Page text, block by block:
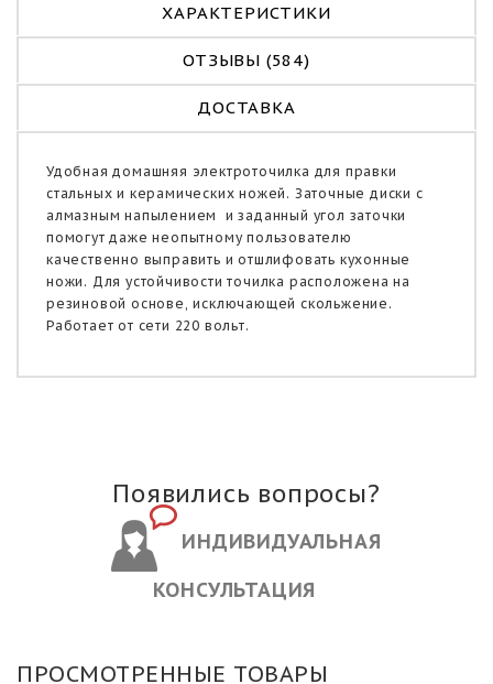
ХАРАКТЕРИСТИКИ
ОТЗЫВЫ (584)
ДОСТАВКА
Удобная домашняя электроточилка для правки
стальных и керамических ножей. Заточные диски с
алмазным напылением и заданный угол заточки
помогут даже неопытному пользователю
качественно выправить и отшлифовать кухонные
ножи. Для устойчивости точилка расположена на
резиновой основе, исключающей скольжение.
Работает от сети 220 вольт.
Появились вопросы?
ИНДИВИДУАЛЬНАЯ
КОНСУЛЬТАЦИЯ
ПРОСМОТРЕННЫЕ ТОВАРЫ